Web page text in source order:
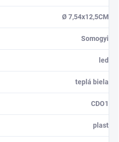
Ø 7,54x12,5CM
Somogyi
led
teplá biela
CDO1
plast